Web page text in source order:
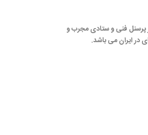
پرسنل فنی و ستادی مجرب و
در ایران می باشد.